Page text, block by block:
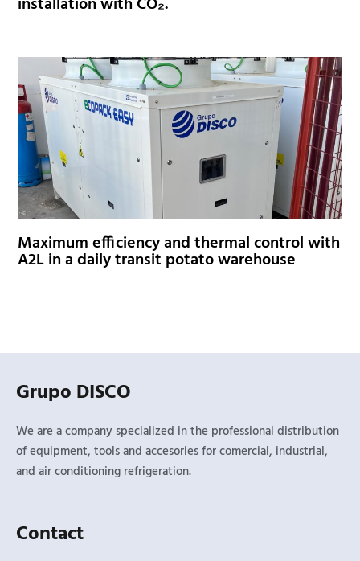
Maximum efficiency and thermal control with
A2L in a daily transit potato warehouse
Grupo DISCO
We are a company specialized in the professional distribution
of equipment, tools and accesories for comercial, industrial,
and air conditioning refrigeration.
Contact